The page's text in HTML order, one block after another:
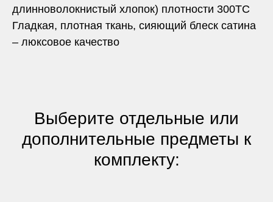
длинноволокнистый хлопок) плотности 300TC
Гладкая, плотная ткань, сияющий блеск сатина
– люксовое качество
Выберите отдельные или
дополнительные предметы к
комплекту: